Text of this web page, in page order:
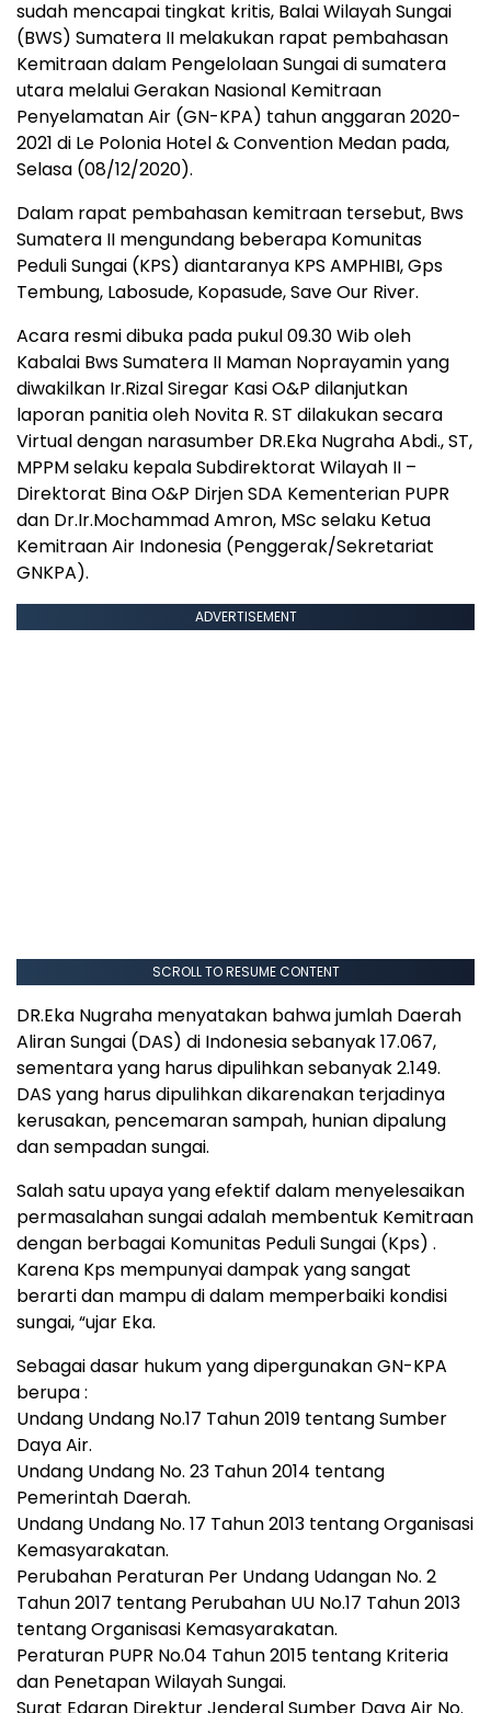
sudah mencapai tingkat kritis, Balai Wilayah Sungai
(BWS) Sumatera II melakukan rapat pembahasan
Kemitraan dalam Pengelolaan Sungai di sumatera
utara melalui Gerakan Nasional Kemitraan
Penyelamatan Air (GN-KPA) tahun anggaran 2020-
2021 di Le Polonia Hotel & Convention Medan pada,
Selasa (08/12/2020).
Dalam rapat pembahasan kemitraan tersebut, Bws
Sumatera II mengundang beberapa Komunitas
Peduli Sungai (KPS) diantaranya KPS AMPHIBI, Gps
Tembung, Labosude, Kopasude, Save Our River.
Acara resmi dibuka pada pukul 09.30 Wib oleh
Kabalai Bws Sumatera II Maman Noprayamin yang
diwakilkan Ir.Rizal Siregar Kasi O&P dilanjutkan
laporan panitia oleh Novita R. ST dilakukan secara
Virtual dengan narasumber DR.Eka Nugraha Abdi., ST,
MPPM selaku kepala Subdirektorat Wilayah II –
Direktorat Bina O&P Dirjen SDA Kementerian PUPR
dan Dr.Ir.Mochammad Amron, MSc selaku Ketua
Kemitraan Air Indonesia (Penggerak/Sekretariat
GNKPA).
ADVERTISEMENT
SCROLL TO RESUME CONTENT
DR.Eka Nugraha menyatakan bahwa jumlah Daerah
Aliran Sungai (DAS) di Indonesia sebanyak 17.067,
sementara yang harus dipulihkan sebanyak 2.149.
DAS yang harus dipulihkan dikarenakan terjadinya
kerusakan, pencemaran sampah, hunian dipalung
dan sempadan sungai.
Salah satu upaya yang efektif dalam menyelesaikan
permasalahan sungai adalah membentuk Kemitraan
dengan berbagai Komunitas Peduli Sungai (Kps) .
Karena Kps mempunyai dampak yang sangat
berarti dan mampu di dalam memperbaiki kondisi
sungai, “ujar Eka.
Sebagai dasar hukum yang dipergunakan GN-KPA
berupa :
Undang Undang No.17 Tahun 2019 tentang Sumber
Daya Air.
Undang Undang No. 23 Tahun 2014 tentang
Pemerintah Daerah.
Undang Undang No. 17 Tahun 2013 tentang Organisasi
Kemasyarakatan.
Perubahan Peraturan Per Undang Udangan No. 2
Tahun 2017 tentang Perubahan UU No.17 Tahun 2013
tentang Organisasi Kemasyarakatan.
Peraturan PUPR No.04 Tahun 2015 tentang Kriteria
dan Penetapan Wilayah Sungai.
Surat Edaran Direktur Jenderal Sumber Daya Air No.